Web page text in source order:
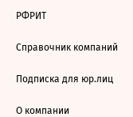
РФРИТ
Справочник компаний
Подписка для юр.лиц
О компании